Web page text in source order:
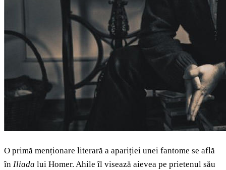
O primă menționare literară a apariției unei fantome se află
în Iliada lui Homer. Ahile îl visează aievea pe prietenul său